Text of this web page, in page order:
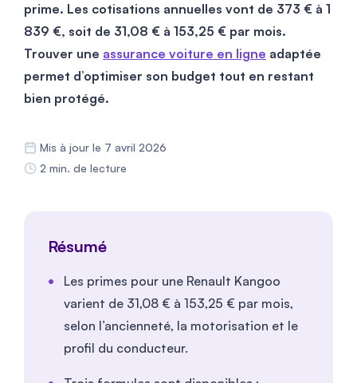
prime. Les cotisations annuelles vont de 373 € à 1
839 €, soit de 31,08 € à 153,25 € par mois.
Trouver une assurance voiture en ligne adaptée
permet d’optimiser son budget tout en restant
bien protégé.
Mis à jour le 7 avril 2026
2 min. de lecture
Résumé
Les primes pour une Renault Kangoo
varient de 31,08 € à 153,25 € par mois,
selon l’ancienneté, la motorisation et le
profil du conducteur.